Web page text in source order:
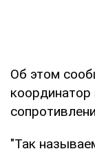
Об этом
"Так